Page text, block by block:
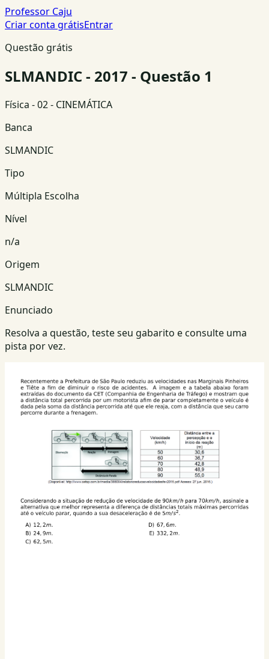
Professor Caju
Criar conta grátisEntrar
Questão grátis
SLMANDIC - 2017 - Questão 1
Física - 02 - CINEMÁTICA
Banca
SLMANDIC
Tipo
Múltipla Escolha
Nível
n/a
Origem
SLMANDIC
Enunciado
Resolva a questão, teste seu gabarito e consulte uma
pista por vez.